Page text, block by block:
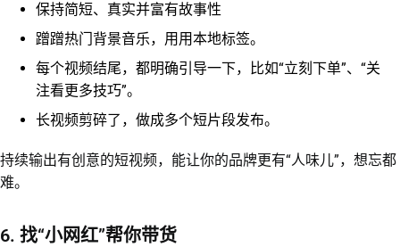
保持简短、真实并富有故事性
蹭蹭热门背景音乐，用用本地标签。
每个视频结尾，都明确引导一下，比如“立刻下单”、“关
注看更多技巧”。
长视频剪碎了，做成多个短片段发布。
持续输出有创意的短视频，能让你的品牌更有“人味儿”，想忘都
难。
6. 找“小网红”帮你带货